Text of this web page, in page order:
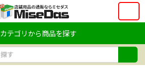
カテゴリから商品を探す